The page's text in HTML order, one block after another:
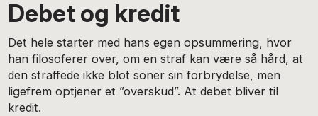
Debet og kredit
Det hele starter med hans egen opsummering, hvor
han filosoferer over, om en straf kan være så hård, at
den straffede ikke blot soner sin forbrydelse, men
ligefrem optjener et ”overskud”. At debet bliver til
kredit.